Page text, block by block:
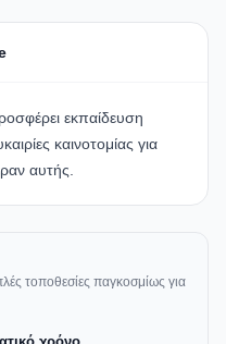
εκπαίδευση
καινοτομίας για
αυτής.
τοποθεσίες παγκοσμίως για